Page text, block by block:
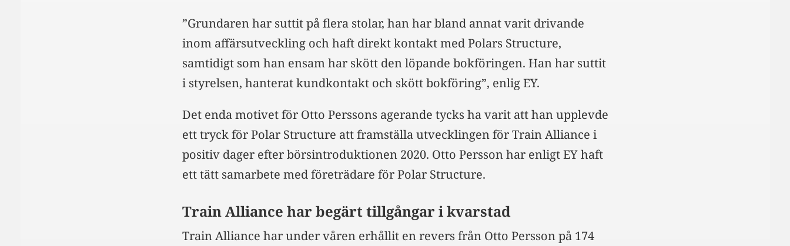
”Grundaren har suttit på flera stolar, han har bland annat varit drivande
inom affärsutveckling och haft direkt kontakt med Polars Structure,
samtidigt som han ensam har skött den löpande bokföringen. Han har suttit
i styrelsen, hanterat kundkontakt och skött bokföring”, enlig EY.
Det enda motivet för Otto Perssons agerande tycks ha varit att han upplevde
ett tryck för Polar Structure att framställa utvecklingen för Train Alliance i
positiv dager efter börsintroduktionen 2020. Otto Persson har enligt EY haft
ett tätt samarbete med företrädare för Polar Structure.
Train Alliance har begärt tillgångar i kvarstad
Train Alliance har under våren erhållit en revers från Otto Persson på 174